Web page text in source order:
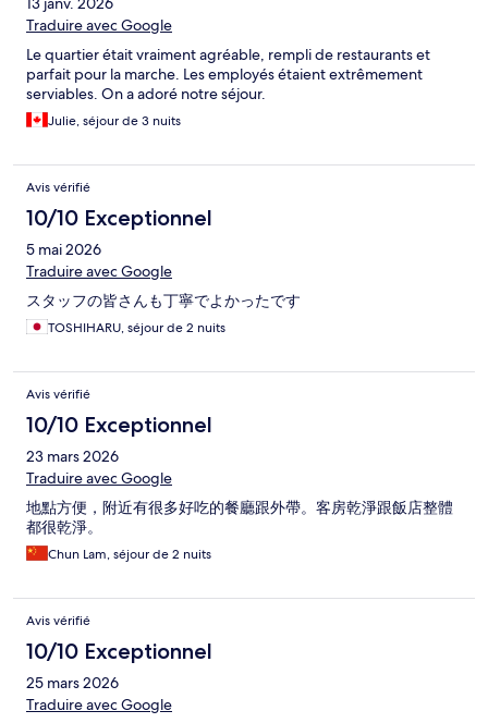
Traduire avec Google
Le quartier était vraiment agréable, rempli de restaurants et
parfait pour la marche. Les employés étaient extrêmement
serviables. On a adoré notre séjour.
Julie, séjour de 3 nuits
Avis vérifié
10/10 Exceptionnel
5 mai 2026
Traduire avec Google
スタッフの皆さんも丁寧でよかったです
TOSHIHARU, séjour de 2 nuits
Avis vérifié
10/10 Exceptionnel
23 mars 2026
Traduire avec Google
地點方便，附近有很多好吃的餐廳跟外帶。客房乾淨跟飯店整體
都很乾淨。
Chun Lam, séjour de 2 nuits
Avis vérifié
10/10 Exceptionnel
25 mars 2026
Traduire avec Google